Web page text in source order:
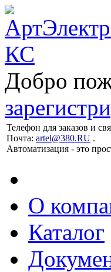
Добро
Телефон для заказов и
Почта: artel@380.RU .
Автоматизация - это
О
Каталог